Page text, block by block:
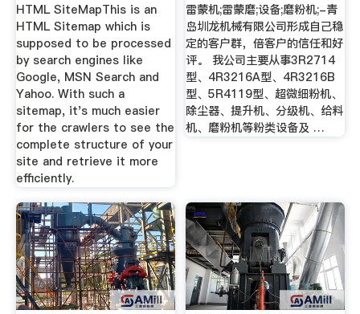
HTML SiteMapThis is an
HTML Sitemap which is
supposed to be processed
by search engines like
Google, MSN Search and
Yahoo. With such a
sitemap, it's much easier
for the crawlers to see the
complete structure of your
site and retrieve it more
efficiently.
雷蒙机;雷蒙磨;设备;磨粉机;-青
岛圳龙机械有限公司形成自己稳
定的客户群，倍客户的信任和好
评。 我公司主要从事3R2714
型、4R3216A型、4R3216B
型、5R4119型、超微细粉机、
除尘器、提升机、分级机、给料
机、磨粉机等粉类设备及 …